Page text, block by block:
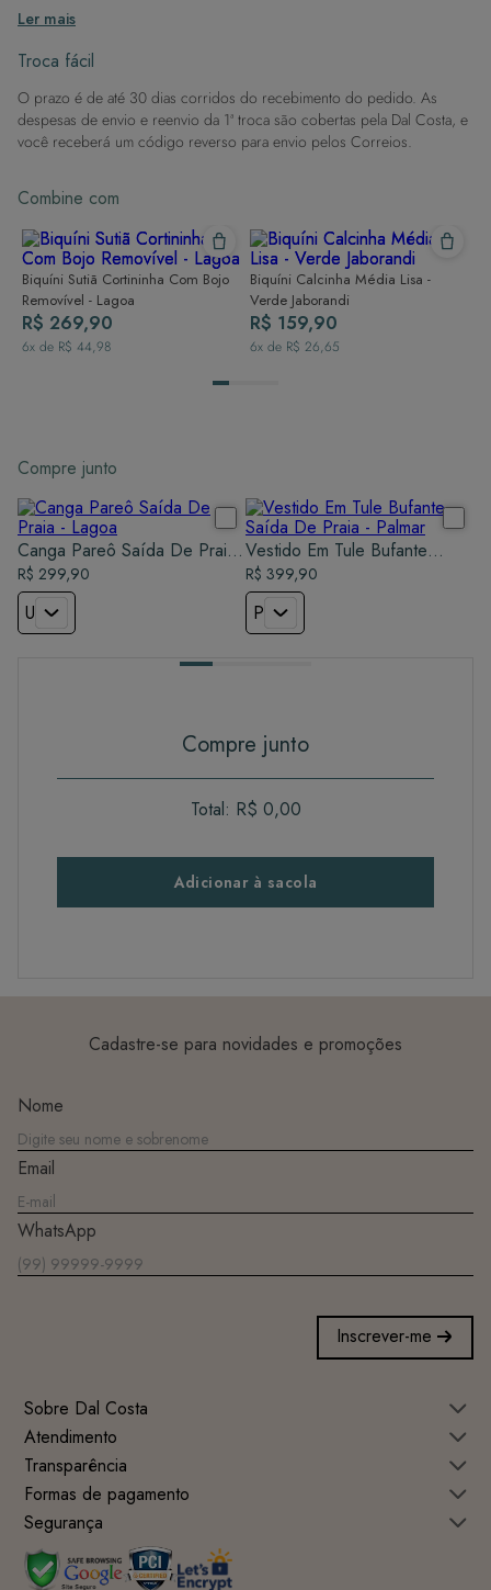
Ler mais
Troca fácil
O prazo é de até 30 dias corridos do recebimento do pedido. As
despesas de envio e reenvio da 1ª troca são cobertas pela Dal Costa, e
você receberá um código reverso para envio pelos Correios.
Combine com
Biquíni Sutiã Cortininha Com Bojo
Removível - Lagoa
R$ 269,90
6x de R$ 44,98
Biquíni Calcinha Média Lisa -
Verde Jaborandi
R$ 159,90
6x de R$ 26,65
Compre junto
Canga Pareô Saída De Praia
- Lagoa
R$ 299,90
U
Vestido Em Tule Bufante
Saída De Praia - Palmar
R$ 399,90
P
Compre junto
Total: R$ 0,00
Adicionar à sacola
Cadastre-se para novidades e promoções
Nome
Email
WhatsApp
Inscrever-me
Sobre Dal Costa
Atendimento
Transparência
Formas de pagamento
Segurança